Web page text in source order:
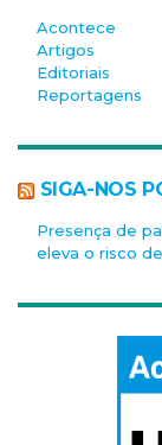
Acontece
Artigos
Editoriais
Reportagens
SIGA-NOS
Presença de
eleva o risco